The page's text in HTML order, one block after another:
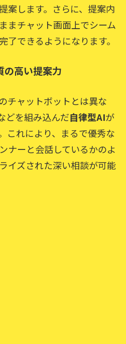
案します。さらに、提案内
まチャット画面上でシーム
了できるようになります。
の高い提案力
チャットボットとは異な
どを組み込んだ自律型AIが
これにより、まるで優秀な
ナーと会話しているかのよ
イズされた深い相談が可能